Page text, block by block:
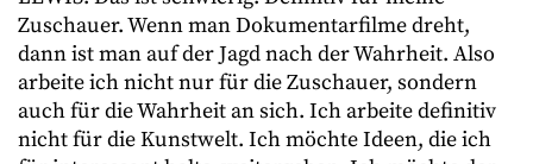
Zuschauer. Wenn man Dokumentarfilme dreht,
dann ist man auf der Jagd nach der Wahrheit. Also
arbeite ich nicht nur für die Zuschauer, sondern
auch für die Wahrheit an sich. Ich arbeite definitiv
nicht für die Kunstwelt. Ich möchte Ideen, die ich